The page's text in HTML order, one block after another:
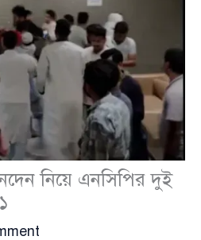
নিয়ে এনসিপির দুই